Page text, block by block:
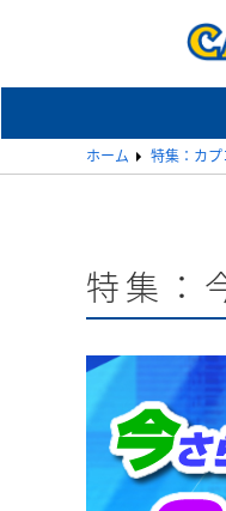
ホーム 特集：カ
特集：